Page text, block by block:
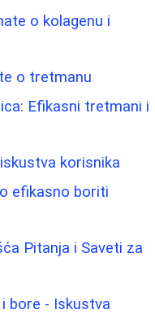
o kolagenu i
o tretmanu
Efikasni tretmani i
korisnika
efikasno boriti
Pitanja i Saveti za
bore - Iskustva